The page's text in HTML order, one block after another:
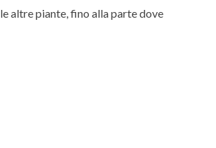
altre piante, fino alla parte dove